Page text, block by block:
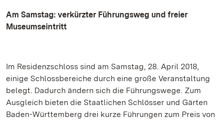
Am Samstag: verkürzter Führungsweg und freier
Museumseintritt
Im Residenzschloss sind am Samstag, 28. April 2018,
einige Schlossbereiche durch eine große Veranstaltung
belegt. Dadurch ändern sich die Führungswege. Zum
Ausgleich bieten die Staatlichen Schlösser und Gärten
Baden-Württemberg drei kurze Führungen zum Preis von